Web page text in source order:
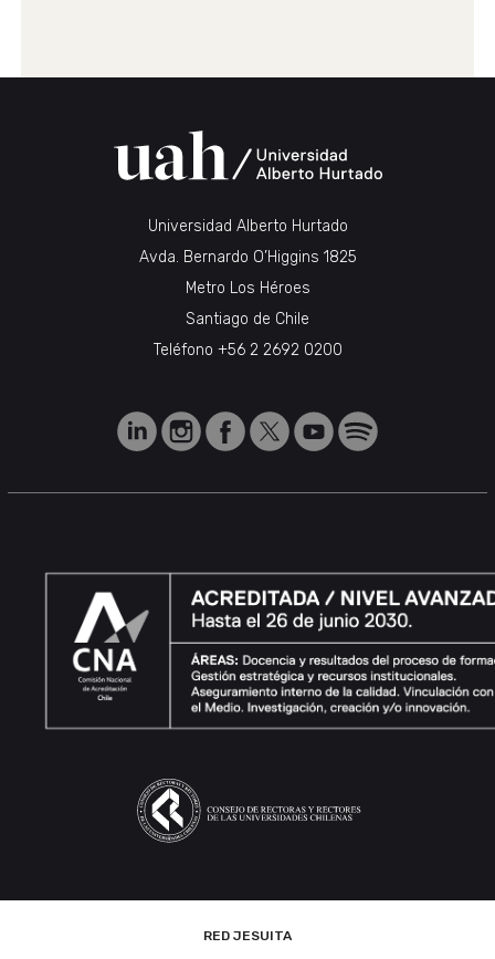
Universidad Alberto Hurtado
Avda. Bernardo O’Higgins 1825
Metro Los Héroes
Santiago de Chile
Teléfono +56 2 2692 0200
RED JESUITA